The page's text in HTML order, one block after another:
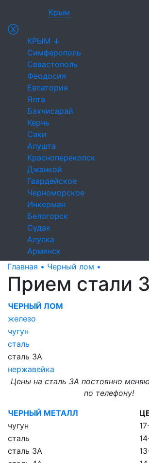
Крым
Ⓧ
КРЫМ ↓
Симферополь
Севастополь
Феодосия
Евпатория
Ялта
Бахчисарай
Керчь
Саки
Алушта
Красноперекопск
Джанкой
Гвардейское
Черноморское
Инкерман
Белогорск
Судак
Алупка
Армянск
Главная • Черный лом •
Прием стали
ЧЕРНЫЙ ЛОМ
железо
чугун
сталь
сталь 3А
нержавейка
Цены на сталь 3А постоянно
по телефону!
ЧЕРНЫЙ МЕТАЛЛ
чугун
сталь
сталь 3А